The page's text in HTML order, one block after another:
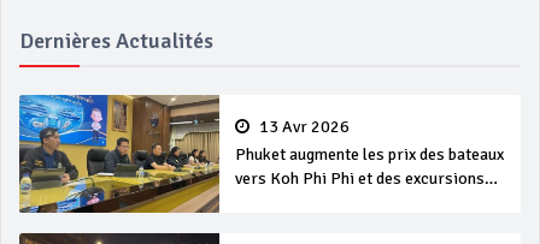
Dernières Actualités
13 Avr 2026
Phuket augmente les prix des bateaux
vers Koh Phi Phi et des excursions